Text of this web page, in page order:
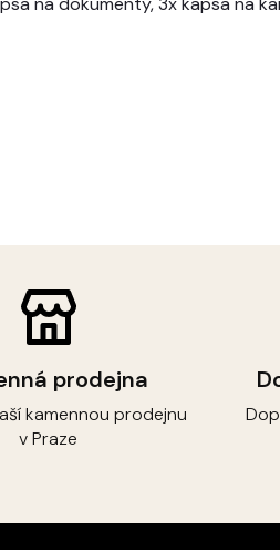
prodejna
kamennou prodejnu
v Praze